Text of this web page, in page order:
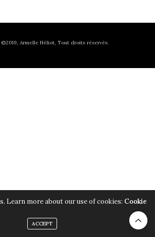
©2019, Armelle Héliot, Tout droits réservés.
Learn more about our use of cookies: Cookie
ACCEPT